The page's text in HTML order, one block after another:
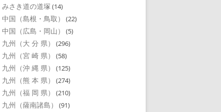
みさき道の道塚 (14)
中国（島根・鳥取） (22)
中国（広島・岡山） (5)
九州（大 分 県） (296)
九州（宮 崎 県） (58)
九州（沖 縄 県） (125)
九州（熊 本 県） (274)
九州（福 岡 県） (210)
九州（薩南諸島） (91)